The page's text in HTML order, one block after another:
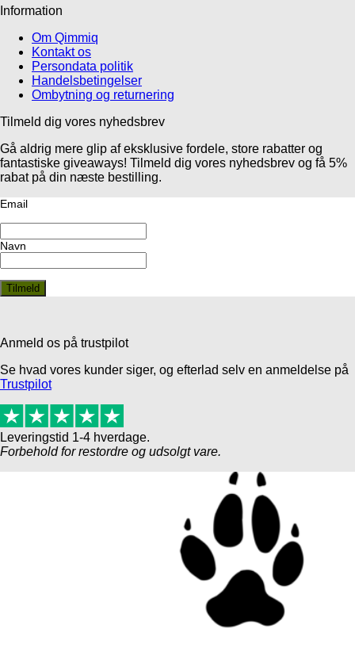
Information
Om Qimmiq
Kontakt os
Persondata politik
Handelsbetingelser
Ombytning og returnering
Tilmeld dig vores nyhedsbrev
Gå aldrig mere glip af eksklusive fordele, store rabatter og
fantastiske giveaways! Tilmeld dig vores nyhedsbrev og få 5%
rabat på din næste bestilling.
Email
Navn
Anmeld os på trustpilot
Se hvad vores kunder siger, og efterlad selv en anmeldelse på
Trustpilot
Leveringstid 1-4 hverdage.
Forbehold for restordre og udsolgt vare.